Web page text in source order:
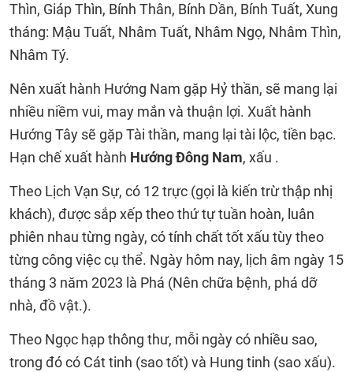
Thìn, Giáp Thìn, Bính Thân, Bính Dần, Bính Tuất, Xung
tháng: Mậu Tuất, Nhâm Tuất, Nhâm Ngọ, Nhâm Thìn,
Nhâm Tý.
Nên xuất hành Hướng Nam gặp Hỷ thần, sẽ mang lại
nhiều niềm vui, may mắn và thuận lợi. Xuất hành
Hướng Tây sẽ gặp Tài thần, mang lại tài lộc, tiền bạc.
Hạn chế xuất hành Hướng Đông Nam, xấu .
Theo Lịch Vạn Sự, có 12 trực (gọi là kiến trừ thập nhị
khách), được sắp xếp theo thứ tự tuần hoàn, luân
phiên nhau từng ngày, có tính chất tốt xấu tùy theo
từng công việc cụ thể. Ngày hôm nay, lịch âm ngày 15
tháng 3 năm 2023 là Phá (Nên chữa bệnh, phá dỡ
nhà, đồ vật.).
Theo Ngọc hạp thông thư, mỗi ngày có nhiều sao,
trong đó có Cát tinh (sao tốt) và Hung tinh (sao xấu).